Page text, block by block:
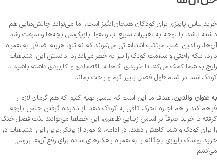
خرید لباس پاییزی برای کودکان هیجان‌انگیز است، اما می‌تواند چالش‌هایی هم
داشته باشد. با توجه به تغییرات سریع آب و هوا، بازیگوشی بچه‌ها و سرعت رشد
آن‌ها، والدین اغلب مرتکب اشتباهاتی می‌شوند که نه تنها هزینه اضافی به همراه
دارد، بلکه راحتی و سلامت کودک را نیز به خطر می‌اندازد. دانستن این اشتباهات
رایج به شما کمک می‌کند تا خریدی آگاهانه، اقتصادی و کاربردی داشته باشید تا
کودک شما در تمام طول فصل پاییز گرم و راحت بماند.
به عنوان والدین، هدف ما این است که لباسی تهیه کنیم که هم گرمای لازم را
فراهم کند و هم اجازه تحرک کافی به کودک دهد. از نادیده گرفتن جنس پارچه
گرفته تا خرید صرفاً بر اساس زیبایی ظاهری، این خطاها می‌توانند لذت فصل خنک
را برای کودک و شما کاهش دهند. در ادامه، ۵ مورد از پرتکرارترین این اشتباهات در
خرید پوشاک پاییزی بچگانه را به همراه راهکارهای ساده برای رفع آن‌ها بررسی
می‌کنیم.